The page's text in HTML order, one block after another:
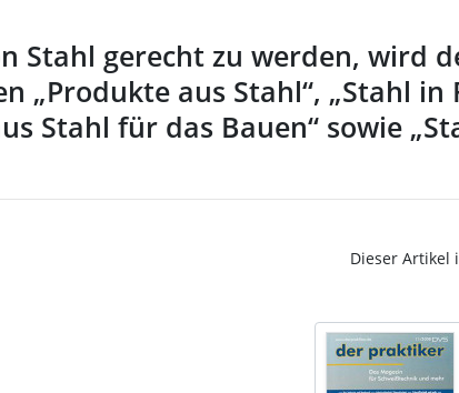
Stahl gerecht zu werden, wird
„Produkte aus Stahl“, „Stahl in
Stahl für das Bauen“ sowie
Dieser Artikel